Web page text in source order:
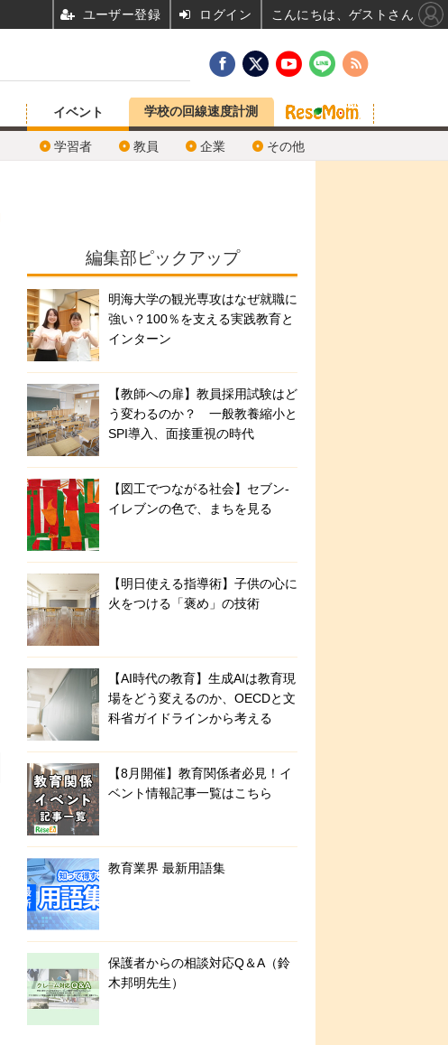
イベント
学習者 教員 企業 その他
学校の回線速度計測
編集部ピックアップ
明海大学の観光専攻はなぜ就職に
強い？100％を支える実践教育と
インターン
【教師への扉】教員採用試験はど
う変わるのか？ 一般教養縮小と
SPI導入、面接重視の時代
【図工でつながる社会】セブン‐
イレブンの色で、まちを見る
【明日使える指導術】子供の心に
火をつける「褒め」の技術
【AI時代の教育】生成AIは教育現
場をどう変えるのか、OECDと文
科省ガイドラインから考える
【8月開催】教育関係者必見！イ
ベント情報記事一覧はこちら
教育業界 最新用語集
保護者からの相談対応Q＆A（鈴
木邦明先生）
ユーザー登録 ログイン こんにちは、ゲストさん